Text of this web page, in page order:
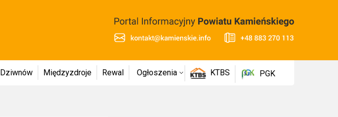
Dziwnów Międzyzdroje Rewal Ogłoszenia KTBS PGK